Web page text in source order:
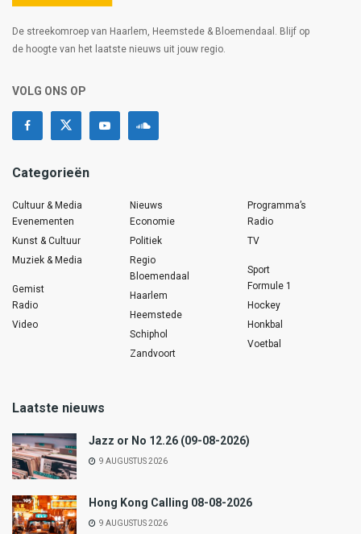
De streekomroep van Haarlem, Heemstede & Bloemendaal. Blijf op
de hoogte van het laatste nieuws uit jouw regio.
VOLG ONS OP
Categorieën
Cultuur & Media
Evenementen
Kunst & Cultuur
Muziek & Media
Gemist
Radio
Video
Nieuws
Economie
Politiek
Regio
Bloemendaal
Haarlem
Heemstede
Schiphol
Zandvoort
Programma’s
Radio
TV
Sport
Formule 1
Hockey
Honkbal
Voetbal
Laatste nieuws
Jazz or No 12.26 (09-08-2026)
9 AUGUSTUS 2026
Hong Kong Calling 08-08-2026
9 AUGUSTUS 2026